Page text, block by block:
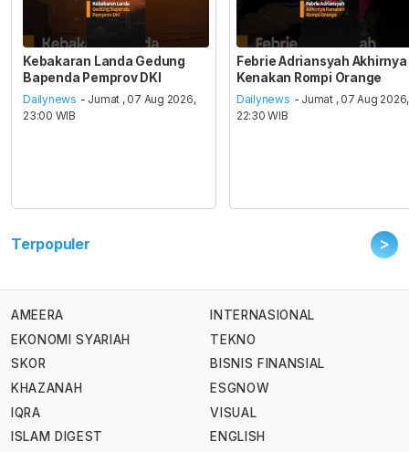
Kebakaran Landa Gedung
Bapenda Pemprov DKI
Dailynews - Jumat , 07 Aug 2026,
23:00 WIB
Febrie Adriansyah Akhirnya
Kenakan Rompi Orange
Dailynews - Jumat , 07 Aug 2026,
22:30 WIB
Terpopuler >
AMEERA
EKONOMI SYARIAH
SKOR
KHAZANAH
IQRA
ISLAM DIGEST
INTERNASIONAL
TEKNO
BISNIS FINANSIAL
ESGNOW
VISUAL
ENGLISH